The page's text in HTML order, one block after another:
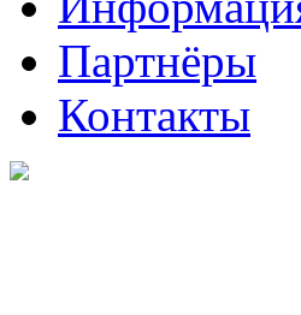
Партнёры
Контакты